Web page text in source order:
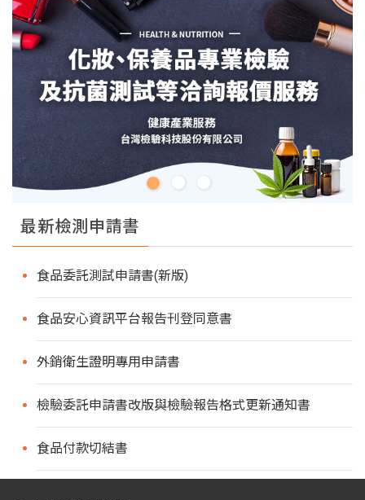
最新檢測申請書
食品委託測試申請書(新版)
食品安心資訊平台報告刊登同意書
外銷衛生證明專用申請書
檢驗委託申請書改版與檢驗報告格式更新通知書
食品付款切結書